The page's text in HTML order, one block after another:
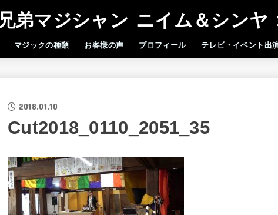
兄弟マジシャン ニイム＆シンヤ
マジックの種類 お客様の声 プロフィール テレビ・イベント出
2018.01.10
Cut2018_0110_2051_35